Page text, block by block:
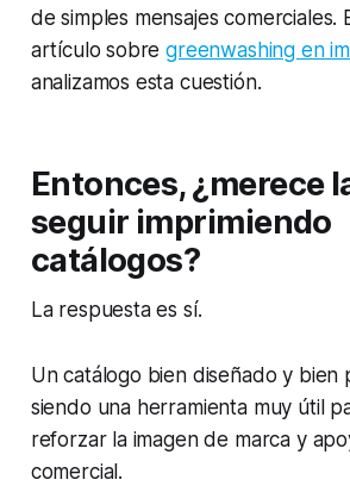
de simples mensajes comerciales.
artículo sobregreenwashing en
analizamos esta cuestión.
Entonces, ¿merece
seguir imprimiendo
catálogos?
La respuesta es sí.
Un catálogo bien diseñado y bien
siendo una herramienta muy útil
reforzar la imagen de marca y
comercial.